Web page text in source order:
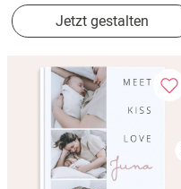
Jetzt gestalten